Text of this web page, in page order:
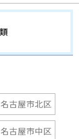
名古屋市北区
名古屋市中区